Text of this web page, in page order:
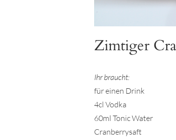
Zimtiger
Ihr braucht:
für einen Drink
4cl Vodka
60ml Tonic Water
Cranberrysaft